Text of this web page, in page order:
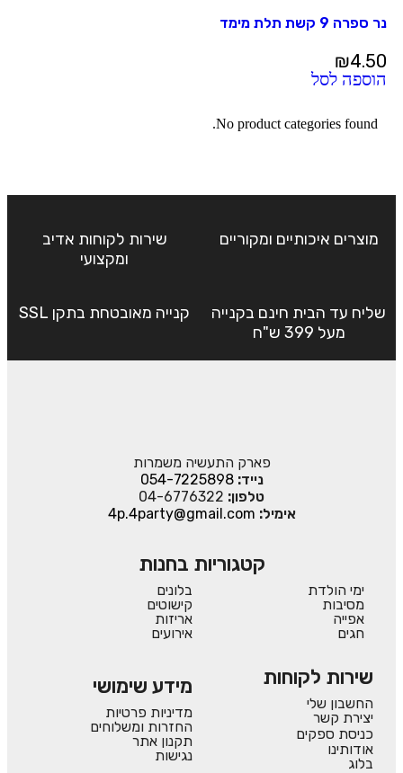
נר ספרה 9 קשת תלת מימד
₪4.50
הוספה לסל
No product categories found.
מוצרים איכותיים ומקוריים
שירות לקוחות אדיב
ומקצועי
שליח עד הבית חינם בקנייה
מעל 399 ש"ח
קנייה מאובטחת בתקן SSL
פארק התעשיה משמרות
נייד:054-7225898
טלפון: 04-6776322
אימיל: 4p.4party@gmail.com
קטגוריות בחנות
ימי הולדת
מסיבות
אפייה
חגים
בלונים
קישוטים
אריזות
אירועים
שירות לקוחות
החשבון שלי
יצירת קשר
כניסת ספקים
אודותינו
בלוג
מידע שימושי
מדיניות פרטיות
החזרות ומשלוחים
תקנון אתר
נגישות